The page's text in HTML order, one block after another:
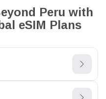
Peru with
eSIM Plans